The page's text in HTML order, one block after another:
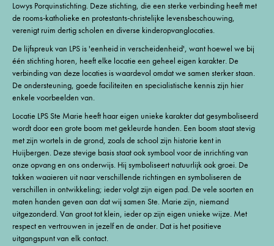
Lowys Porquinstichting. Deze stichting, die een sterke verbinding heeft met
de rooms-katholieke en protestants-christelijke levensbeschouwing,
verenigt ruim dertig scholen en diverse kinderopvanglocaties.
De lijfspreuk van LPS is 'eenheid in verscheidenheid', want hoewel we bij
één stichting horen, heeft elke locatie een geheel eigen karakter. De
verbinding van deze locaties is waardevol omdat we samen sterker staan.
De ondersteuning, goede faciliteiten en specialistische kennis zijn hier
enkele voorbeelden van.
Locatie LPS Ste Marie heeft haar eigen unieke karakter dat gesymboliseerd
wordt door een grote boom met gekleurde handen. Een boom staat stevig
met zijn wortels in de grond, zoals de school zijn historie kent in
Huijbergen. Deze stevige basis staat ook symbool voor de inrichting van
onze opvang en ons onderwijs. Hij symboliseert natuurlijk ook groei. De
takken waaieren uit naar verschillende richtingen en symboliseren de
verschillen in ontwikkeling; ieder volgt zijn eigen pad. De vele soorten en
maten handen geven aan dat wij samen Ste. Marie zijn, niemand
uitgezonderd. Van groot tot klein, ieder op zijn eigen unieke wijze. Met
respect en vertrouwen in jezelf en de ander. Dat is het positieve
uitgangspunt van elk contact.